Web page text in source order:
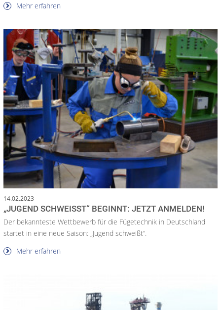
Mehr erfahren
14.02.2023
„JUGEND SCHWEISST“ BEGINNT: JETZT ANMELDEN!
Der bekannteste Wettbewerb für die Fügetechnik in Deutschland
startet in eine neue Saison: „Jugend schweißt“.
Mehr erfahren